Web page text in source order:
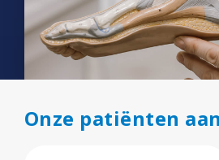
Onze patiënten